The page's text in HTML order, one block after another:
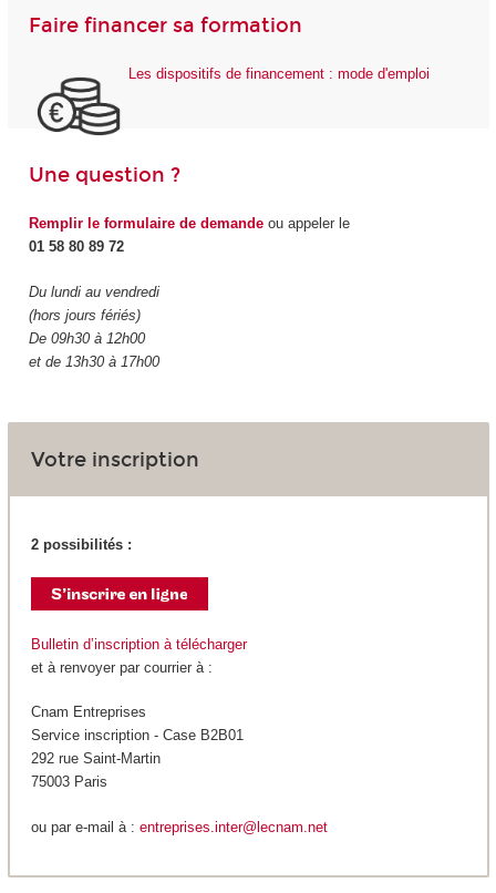
Faire financer sa formation
Les dispositifs de financement : mode d'emploi
Une question ?
Remplir le formulaire de demandeou appeler le
01 58 80 89 72
Du lundi au vendredi
(hors jours fériés)
De 09h30 à 12h00
et de 13h30 à 17h00
Votre inscription
2 possibilités :
Bulletin d’inscription à télécharger
et à renvoyer par courrier à :
Cnam Entreprises
Service inscription - Case B2B01
292 rue Saint-Martin
75003 Paris
ou par e-mail à : entreprises.inter@lecnam.net